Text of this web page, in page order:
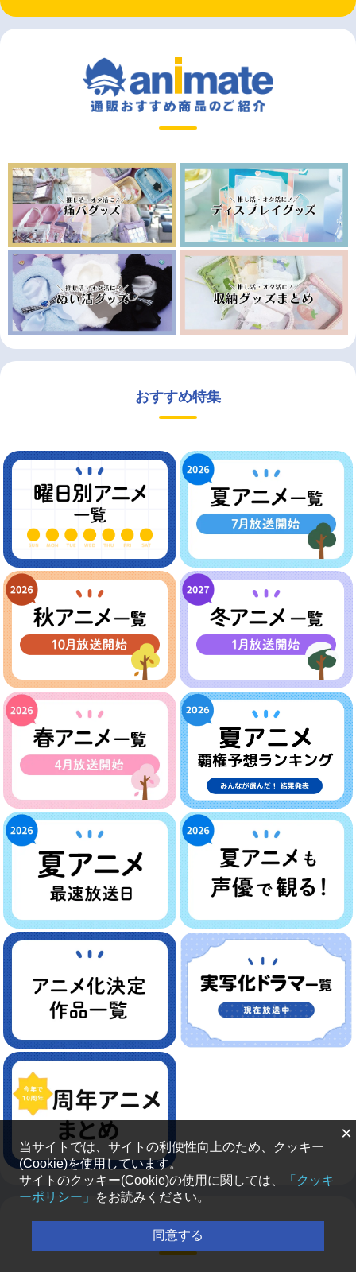
おすすめ特集
新着ラジオ番組
×
当サイトでは、サイトの利便性向上のため、クッキー
(Cookie)を使用しています。
サイトのクッキー(Cookie)の使用に関しては、
「クッキ
ーポリシー」
をお読みください。
同意する